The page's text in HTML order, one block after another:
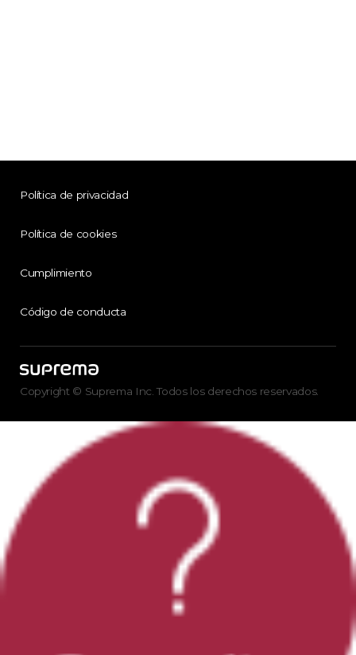
Política de privacidad
Política de cookies
Cumplimiento
Código de conducta
Copyright © Suprema Inc. Todos los derechos reservados.